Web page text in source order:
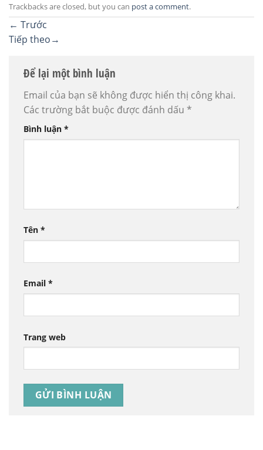
Trackbacks are closed, but you can post a comment.
← Trước
Tiếp theo→
Để lại một bình luận
Email của bạn sẽ không được hiển thị công khai.
Các trường bắt buộc được đánh dấu *
Bình luận *
Tên *
Email *
Trang web